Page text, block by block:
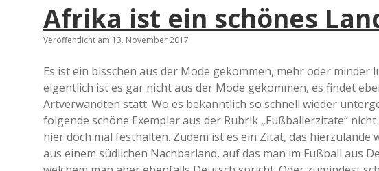
a
d
e
Afrika ist ein schönes
Veröffentlicht am 13. November 2017
Es ist ein bisschen aus der Mode gekommen, mehr oder
eigentlich ist es gar nicht aus der Mode gekommen, es findet
Artverwandten statt. Wo es bekanntlich so schnell wieder
folgende schöne Exemplar aus der Rubrik „Fußballerzitate“
hier doch mal festhalten. Zudem ist es ein Zitat, das
aus einem südlichen Nachbarland, auf das man im Fußball aus